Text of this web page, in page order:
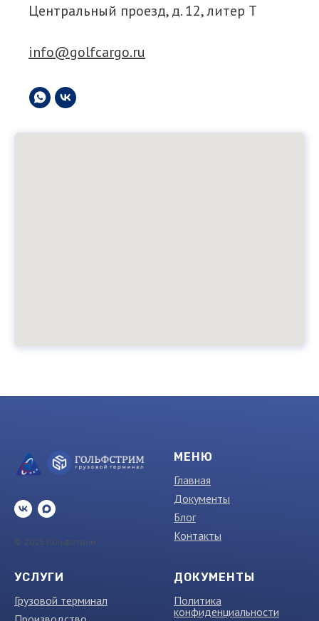
Центральный проезд, д. 12, литер Т
info@golfcargo.ru
© 2025 Гольфстрим
МЕНЮ
Главная
Документы
Блог
Контакты
УСЛУГИ
Грузовой терминал
ДОКУМЕНТЫ
Политика
конфиденциальности